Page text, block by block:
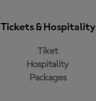
Tickets & Hospitality
Tiket
Hospitality
Packages